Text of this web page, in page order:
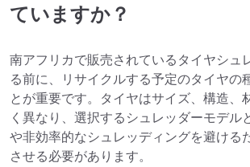
ていますか？
南アフリカで販売されているタイヤシュ
る前に、リサイクルする予定のタイヤの
とが重要です。タイヤはサイズ、構造、
く異なり、選択するシュレッダーモデル
や非効率的なシュレッディングを避ける
させる必要があります。